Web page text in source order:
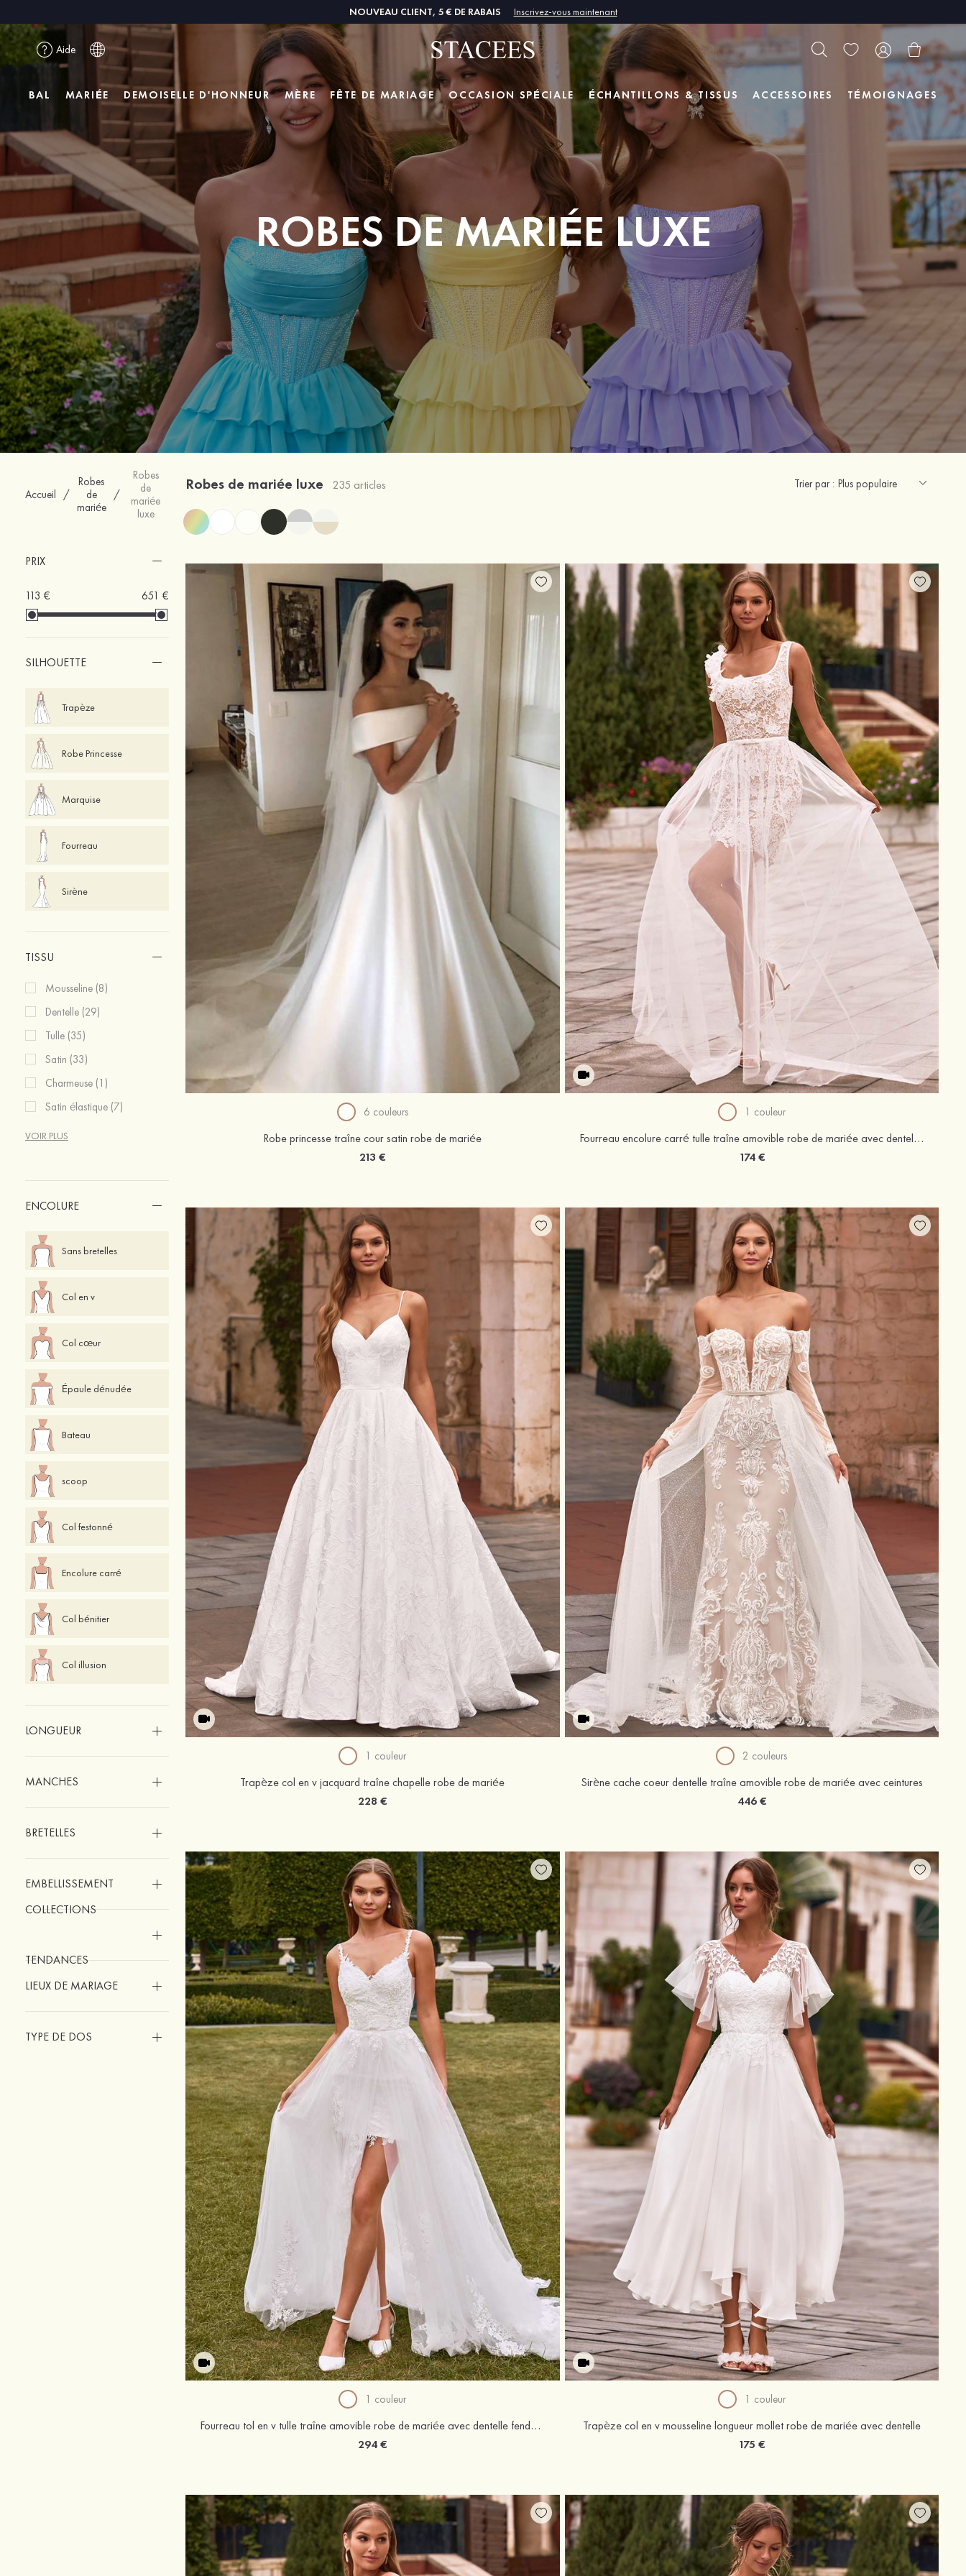
NOUVEAU CLIENT, 5 € DE RABAIS Inscrivez-vous maintenant
Aide
BAL MARIÉE DEMOISELLE D'HONNEUR MÈRE FÊTE DE MARIAGE OCCASION SPÉCIALE ÉCHANTILLONS & TISSUS ACCESSOIRES TÉMOIGNAGES
ROBES DE MARIÉE LUXE
Accueil /
Robes
de
mariée
/
Robes
de
mariée
luxe
PRIX
113 € 651 €
SILHOUETTE
Trapèze
Robe Princesse
Marquise
Fourreau
Sirène
TISSU
Mousseline (8)
Dentelle (29)
Tulle (35)
Satin (33)
Charmeuse (1)
Satin élastique (7)
VOIR PLUS
ENCOLURE
Sans bretelles
Col en v
Col cœur
Épaule dénudée
Bateau
scoop
Col festonné
Encolure carré
Col bénitier
Col illusion
LONGUEUR
MANCHES
BRETELLES
EMBELLISSEMENT
COLLECTIONS
TENDANCES
LIEUX DE MARIAGE
TYPE DE DOS
Robes de mariée luxe 235 articles Trier par :
6 couleurs
Robe princesse traîne cour satin robe de mariée
213 €
1 couleur
Fourreau encolure carré tulle traîne amovible robe de mariée avec dentelle fleurs ceinture
174 €
1 couleur
Trapèze col en v jacquard traîne chapelle robe de mariée
228 €
2 couleurs
Sirène cache coeur dentelle traîne amovible robe de mariée avec ceintures
446 €
1 couleur
Fourreau tol en v tulle traîne amovible robe de mariée avec dentelle fendue paillettes
294 €
1 couleur
Trapèze col en v mousseline longueur mollet robe de mariée avec dentelle
175 €